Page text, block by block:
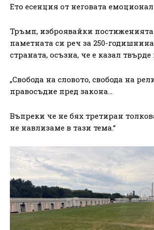
Ето есенция от неговата
Тръмп, изброявайки
паметната си реч за 250-
страната, осъзна, че е казал
„Свобода на словото, свобода на
правосъдие пред закона…
Въпреки че не бях третиран
не навлизаме в тази тема.“